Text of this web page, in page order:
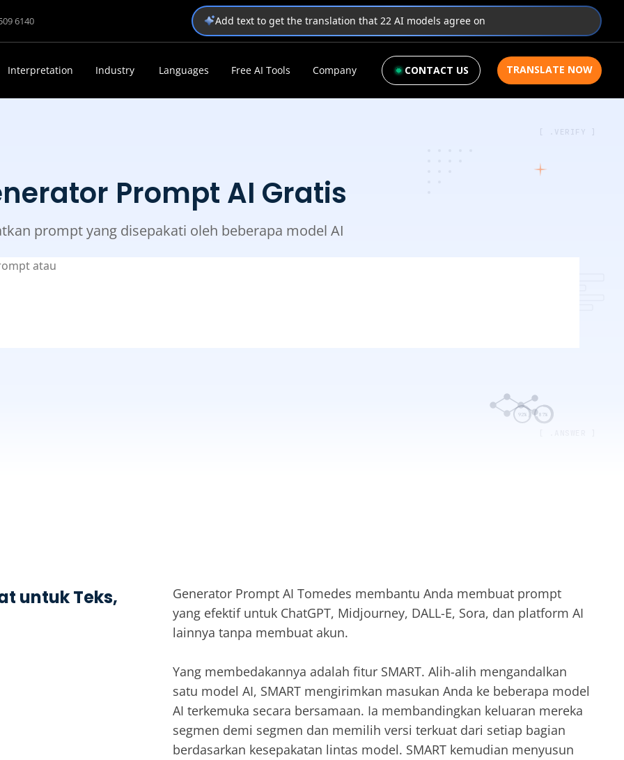
6140 Add text to get the translation that 22 AI models agree on
Interpretation Industry Languages Free AI Tools Company CONTACT US TRANSLATE NOW
[ .VERIFY ]
92% 87%
Prompt AI Gratis
prompt yang disepakati oleh beberapa model AI
untuk Teks,
Generator Prompt AI Tomedes membantu Anda membuat prompt
yang efektif untuk ChatGPT, Midjourney, DALL-E, Sora, dan platform AI
lainnya tanpa membuat akun.
Yang membedakannya adalah fitur SMART. Alih-alih mengandalkan
satu model AI, SMART mengirimkan masukan Anda ke beberapa model
AI terkemuka secara bersamaan. Ia membandingkan keluaran mereka
segmen demi segmen dan memilih versi terkuat dari setiap bagian
berdasarkan kesepakatan lintas model. SMART kemudian menyusun